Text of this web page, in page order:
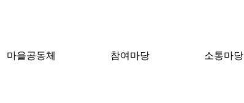
마을공동체 참여마당 소통마당